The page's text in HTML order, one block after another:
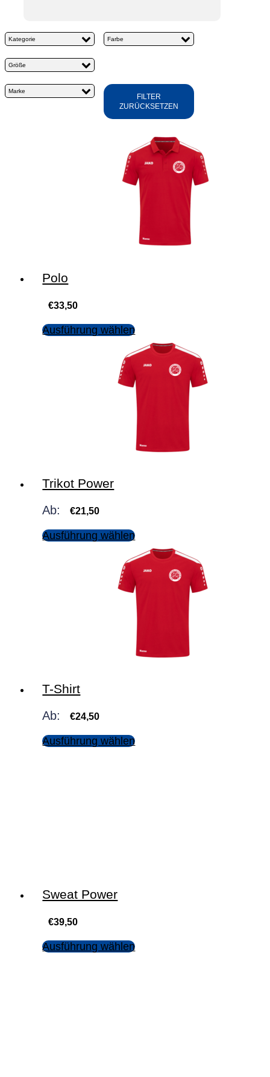
Kategorie Farbe
Größe
Marke
FILTER
ZURÜCKSETZEN
Polo
€33,50
Ausführung wählen
Trikot Power
Ab: €21,50
Ausführung wählen
T-Shirt
Ab: €24,50
Ausführung wählen
Sweat Power
€39,50
Ausführung wählen